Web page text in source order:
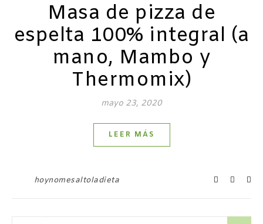
Masa de pizza de
espelta 100% integral (a
mano, Mambo y
Thermomix)
mayo 23, 2020
LEER MÁS
hoynomesaltoladieta